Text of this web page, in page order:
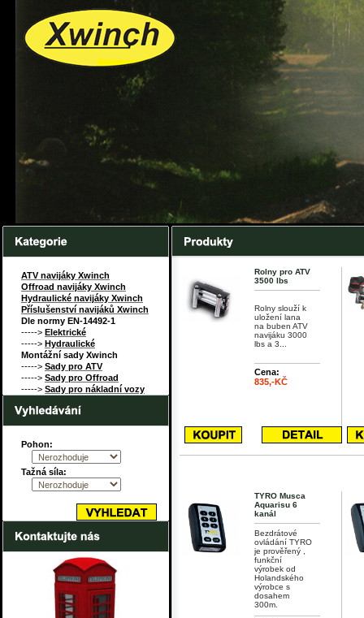
ATV navijáky Xwinch
Offroad navijáky Xwinch
Hydraulické navijáky Xwinch
Příslušenství navijáků Xwinch
Dle normy EN-14492-1
-----> Elektrické
-----> Hydraulické
Montážní sady Xwinch
-----> Sady pro ATV
-----> Sady pro Offroad
-----> Sady pro nákladní vozy
Pohon:
Tažná síla:
Rolny pro ATV
3500 lbs
Rolny slouží k
uložení lana
na buben ATV
navijáku 3000
lbs a 3...
Cena:
835,-KČ
TYRO Musca
Aquarisu 6
kanál
Bezdrátové
ovládání TYRO
je prověřený ,
funkční
výrobek od
Holandského
výrobce s
dosahem
300m.